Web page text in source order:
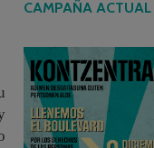
CAMPAÑA ACTUAL